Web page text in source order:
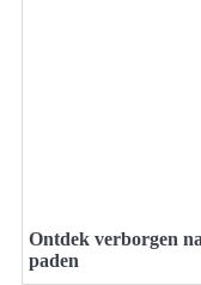
Ontdek verborgen
paden